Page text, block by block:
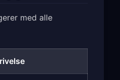
med alle